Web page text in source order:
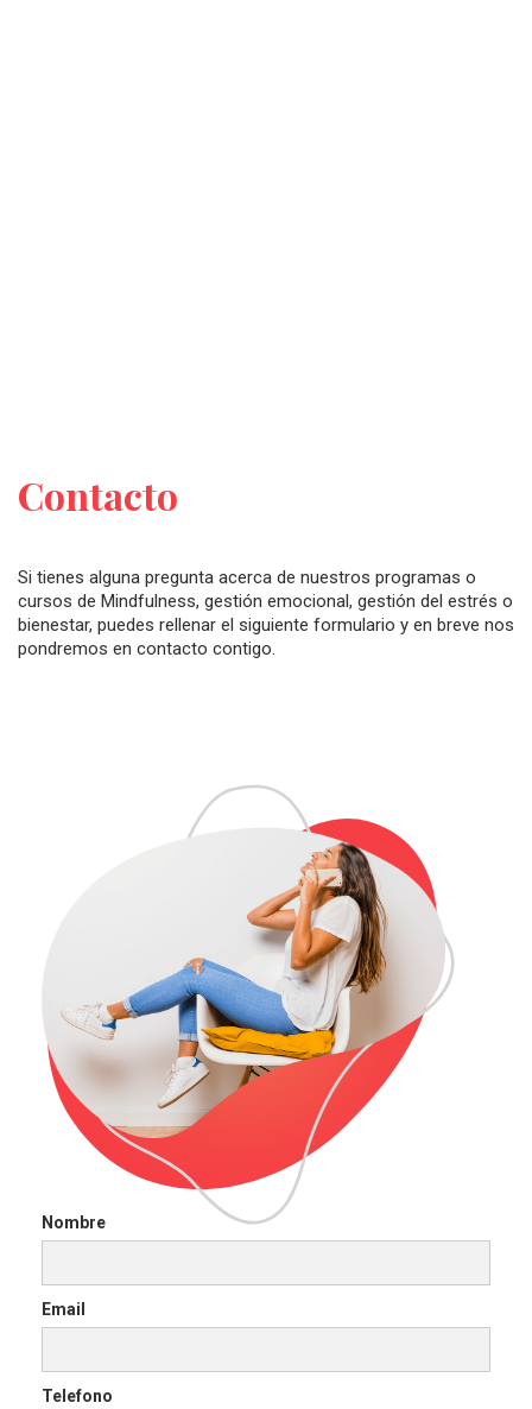
Contacto
Si tienes alguna pregunta acerca de nuestros programas o
cursos de Mindfulness, gestión emocional, gestión del estrés o
bienestar, puedes rellenar el siguiente formulario y en breve nos
pondremos en contacto contigo.
Nombre
Email
Telefono